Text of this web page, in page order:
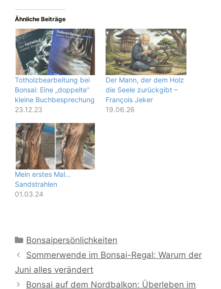
Ähnliche Beiträge
Totholzbearbeitung bei
Bonsai: Eine „doppelte“
kleine Buchbesprechung
23.12.23
Der Mann, der dem Holz
die Seele zurückgibt –
François Jeker
19.06.26
Mein erstes Mal…
Sandstrahlen
01.03.24
Kategorien
Bonsaipersönlichkeiten
Sommerwende im Bonsai-Regal: Warum der
Juni alles verändert
Bonsai auf dem Nordbalkon: Überleben im